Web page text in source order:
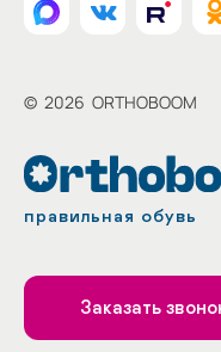
© 2026 ORTHOBOOM
правильная обувь
Заказать